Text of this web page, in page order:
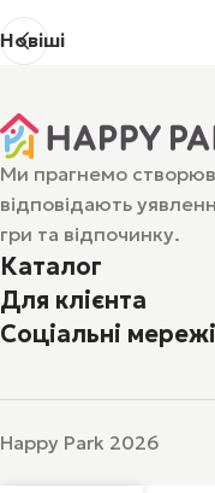
Новіші
Ми прагнемо
відповідають
гри та відпочинку.
Каталог
Для клієнта
Соціальні мережі
Happy Park 2026